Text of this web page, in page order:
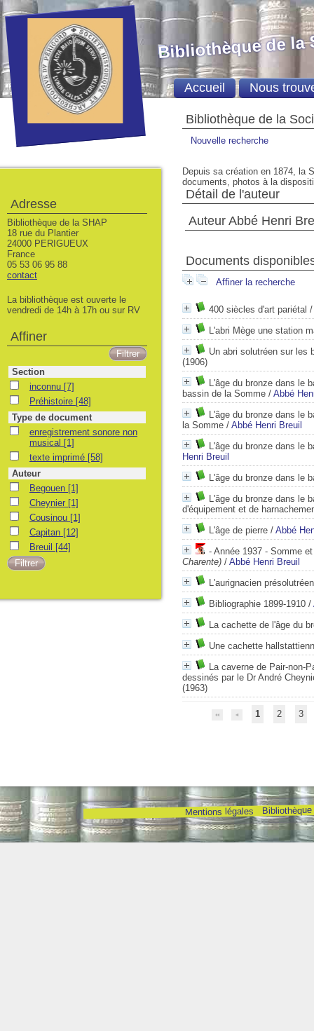
Bibliothèque de la
Nouvelle recherche
Depuis sa création en 1874, la
documents, photos à la
Détail de l'auteur
Auteur Abbé Henri
Documents
Affiner la recherche
400 siècles d'art pariétal /
L'abri Mège une station
Un abri solutréen sur les
(1906)
L'âge du bronze dans le
bassin de la Somme / Abbé
L'âge du bronze dans le
la Somme / Abbé Henri Breuil
L'âge du bronze dans le
Henri Breuil
L'âge du bronze dans le
L'âge du bronze dans le
d'équipement et de
L'âge de pierre / Abbé
- Année 1937 - Somme
Charente) / Abbé Henri Breuil
L'aurignacien
Bibliographie 1899-1910 /
La cachette de l'âge du
Une cachette
La caverne de Pair-non-
dessinés par le Dr André
(1963)
1 2 3
Mentions légales
Bibliothèque de la
Accueil Nous
Adresse
Bibliothèque de la SHAP
18 rue du Plantier
24000 PERIGUEUX
France
05 53 06 95 88
contact
La bibliothèque est ouverte le
vendredi de 14h à 17h ou sur RV
Affiner
Section
inconnu [7]
Préhistoire [48]
Type de document
enregistrement sonore non
musical [1]
texte imprimé [58]
Auteur
Begouen [1]
Cheynier [1]
Cousinou [1]
Capitan [12]
Breuil
[44]